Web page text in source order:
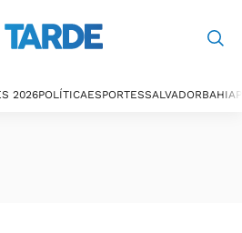
2026POLÍTICAESPORTESSALVADORBAHIA